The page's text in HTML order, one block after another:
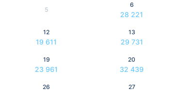
5
6
28 221
12
19 611
13
29 731
19
23 961
20
32 439
26 27